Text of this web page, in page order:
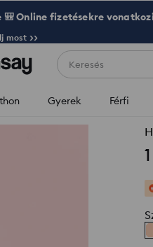
🎒 Online fizetésekre
most >>
Keresés
Gyerek Férfi